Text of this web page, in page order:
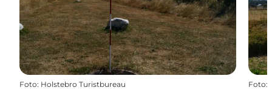
Foto: Holstebro Turistbureau Foto: